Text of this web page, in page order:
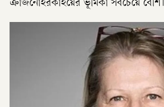
ক্রাজনোহরকাইয়ের ভূমিকা সবচেয়ে বেশি।